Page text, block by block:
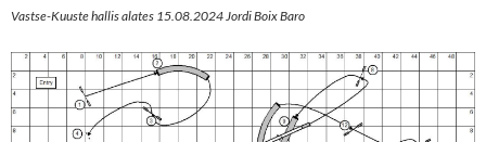
Vastse-Kuuste hallis alates 15.08.2024 Jordi Boix Baro